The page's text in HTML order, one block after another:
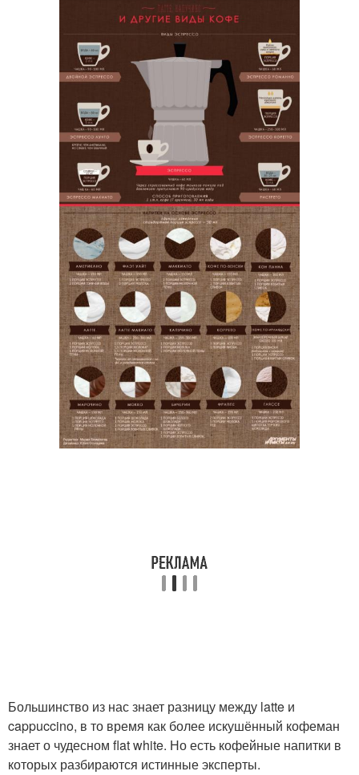
Большинство из нас знает разницу между latte и
cappuccino, в то время как более искушённый кофеман
знает о чудесном flat white. Но есть кофейные напитки в
которых разбираются истинные эксперты.